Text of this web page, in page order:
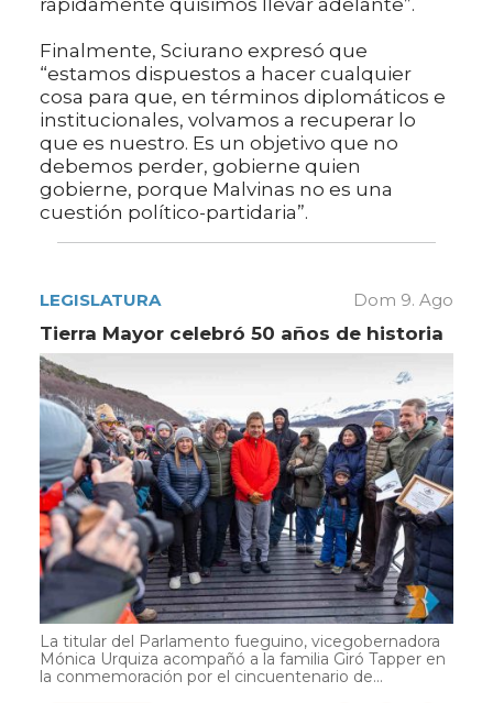
rápidamente quisimos llevar adelante”.
Finalmente, Sciurano expresó que
“estamos dispuestos a hacer cualquier
cosa para que, en términos diplomáticos e
institucionales, volvamos a recuperar lo
que es nuestro. Es un objetivo que no
debemos perder, gobierne quien
gobierne, porque Malvinas no es una
cuestión político-partidaria”.
LEGISLATURA Dom 9. Ago
Tierra Mayor celebró 50 años de historia
La titular del Parlamento fueguino, vicegobernadora
Mónica Urquiza acompañó a la familia Giró Tapper en
la conmemoración por el cincuentenario de...